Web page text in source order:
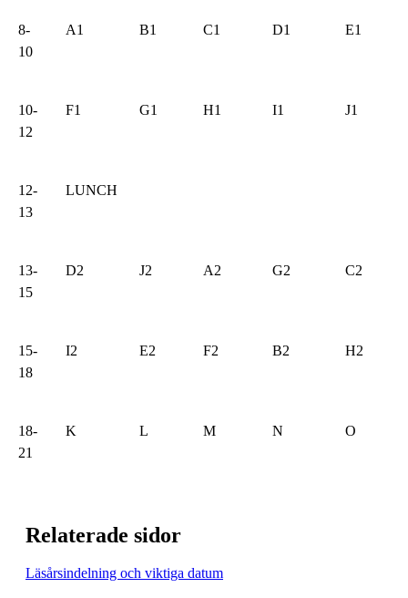
8-
10
A1 B1 C1 D1 E1
10-
12
F1 G1 H1 I1 J1
12-
13
LUNCH
13-
15
D2 J2 A2 G2 C2
15-
18
I2 E2 F2 B2 H2
18-
21
K L M N O
Relaterade sidor
Läsårsindelning och viktiga datum